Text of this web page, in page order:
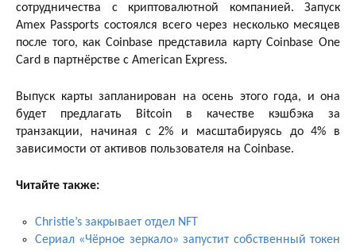
сотрудничества с криптовалютной компанией. Запуск
Amex Passports состоялся всего через несколько месяцев
после того, как Coinbase представила карту Coinbase One
Card в партнёрстве с American Express.
Выпуск карты запланирован на осень этого года, и она
будет предлагать Bitcoin в качестве кэшбэка за
транзакции, начиная с 2% и масштабируясь до 4% в
зависимости от активов пользователя на Coinbase.
Читайте также:
Christie’s закрывает отдел NFT
Сериал «Чёрное зеркало» запустит собственный токен